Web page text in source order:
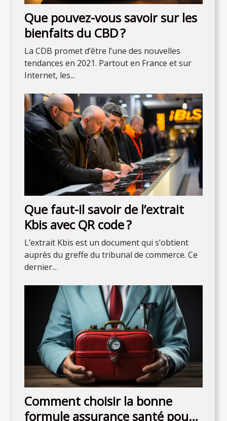
Que pouvez-vous savoir sur les
bienfaits du CBD ?
La CDB promet d’être l’une des nouvelles
tendances en 2021. Partout en France et sur
Internet, les...
Que faut-il savoir de l’extrait
Kbis avec QR code ?
L’extrait Kbis est un document qui s’obtient
auprès du greffe du tribunal de commerce. Ce
dernier...
Comment choisir la bonne
formule assurance santé pour